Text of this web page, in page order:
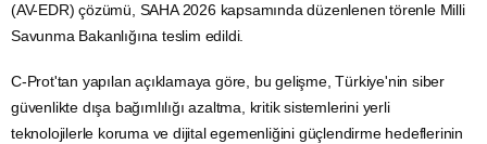
(AV-EDR) çözümü, SAHA 2026kapsamında düzenlenen törenle Milli
Savunma Bakanlığına teslim edildi.
C-Prot'tan yapılan açıklamaya göre, bu gelişme, Türkiye'nin siber
güvenlikte dışa bağımlılığı azaltma, kritik sistemlerini yerli
teknolojilerle koruma ve dijital egemenliğini güçlendirme hedeflerinin